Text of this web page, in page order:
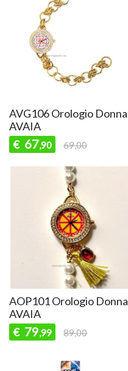
AVG106 Orologio Donna
AVAIA
€ 67,90 69,00
AOP101 Orologio Donna
AVAIA
€ 79,99 89,00